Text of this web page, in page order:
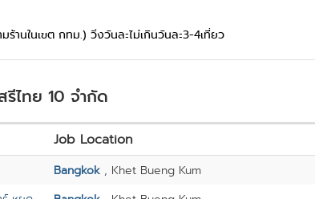
านในเขต กทม.) วิ่งวันละไม่เกินวันละ3-4เที่ยว
ไทย 10 จำกัด
Job Location
Bangkok , Khet Bueng Kum